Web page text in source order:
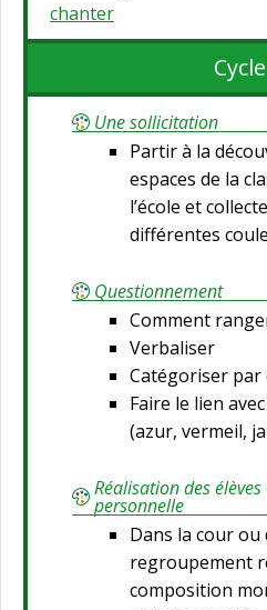
chanter
Une sollicitation
Partir à la
espaces de la
l’école et
différentes
Questionnement
Comment
Verbaliser
Catégoriser par
Faire le lien
(azur, vermeil,
Réalisation des
personnelle
Dans la cour ou
regroupement
composition